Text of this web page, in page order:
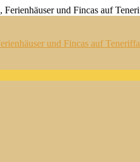
und Fincas auf Teneriffa